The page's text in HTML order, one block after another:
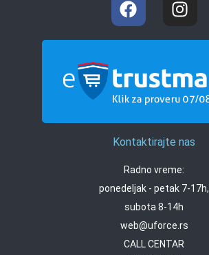
Kontaktirajte nas
Radno vreme:
ponedeljak - petak 7-17h,
subota 8-14h
web@uforce.rs
CALL CENTAR